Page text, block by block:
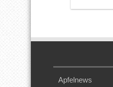
Apfelnews